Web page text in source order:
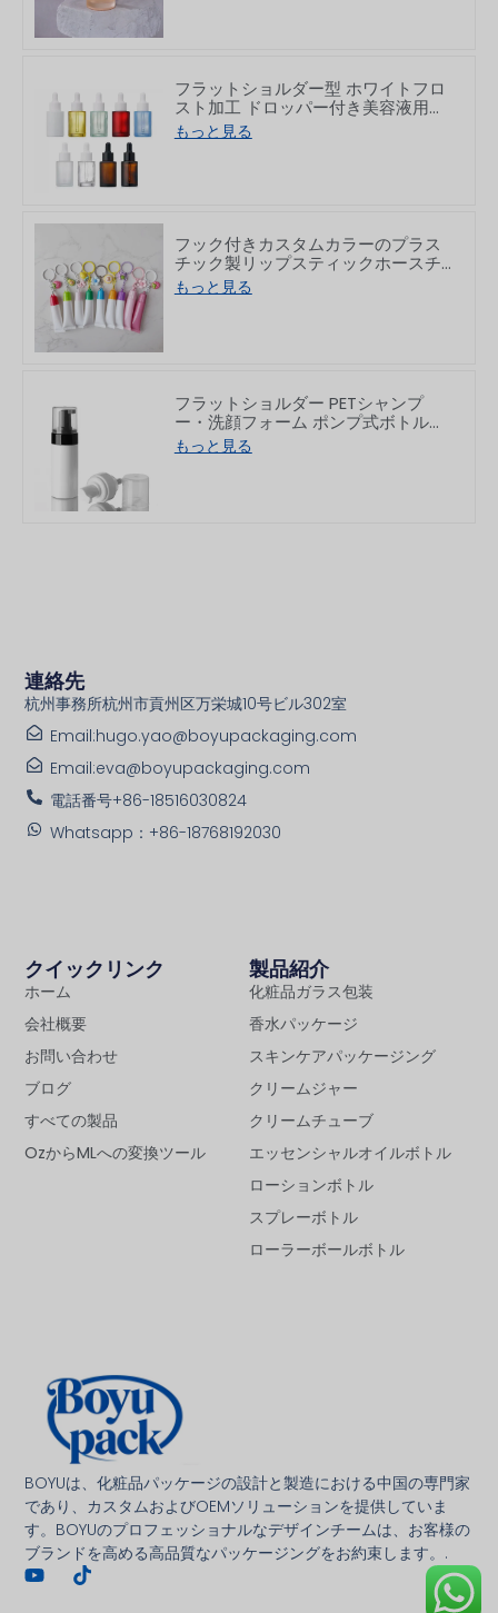
フラットショルダー型 ホワイトフロ
スト加工 ドロッパー付き美容液用ガ
ラス瓶 10/30/50/60/80/100ml
もっと見る
フック付きカスタムカラーのプラス
チック製リップスティックホースチ
ューブ 8/15g
もっと見る
フラットショルダー PETシャンプ
ー・洗顔フォーム ポンプ式ボトル
150/200ml
もっと見る
BOYUは、化粧品パッケージの設計と製造における中国の専門家
であり、カスタムおよびOEMソリューションを提供していま
す。BOYUのプロフェッショナルなデザインチームは、お客様の
ブランドを高める高品質なパッケージングをお約束します。.
製品紹介
化粧品ガラス包装
香水パッケージ
スキンケアパッケージング
クリームジャー
クリームチューブ
エッセンシャルオイルボトル
ローションボトル
スプレーボトル
ローラーボールボトル
クイックリンク
ホーム
会社概要
お問い合わせ
ブログ
すべての製品
OzからMLへの変換ツール
連絡先
杭州事務所杭州市貢州区万栄城10号ビル302室
Email:hugo.yao@boyupackaging.com
Email:eva@boyupackaging.com
電話番号+86-18516030824
Whatsapp：+86-18768192030
Italiano
한국어
العربية